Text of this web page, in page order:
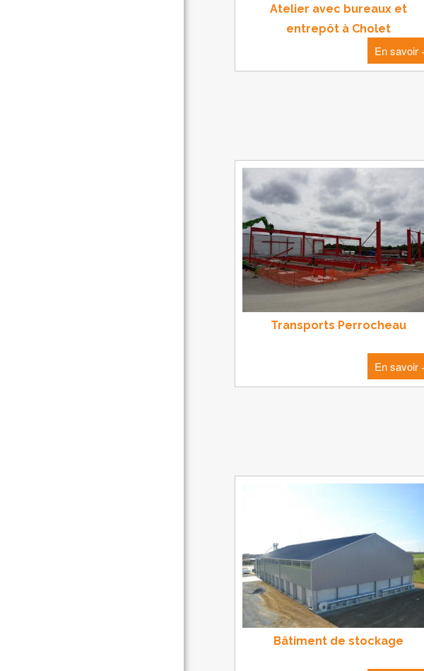
Atelier avec bureaux et
entrepôt à Cholet
En savoir
Transports Perrocheau
En savoir
Bâtiment de stockage